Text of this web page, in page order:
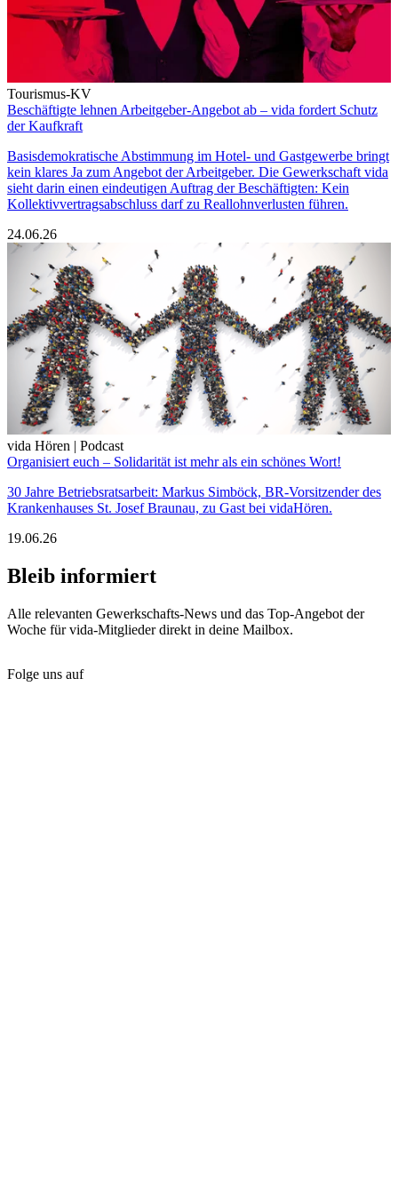
Tourismus-KV
Beschäftigte lehnen Arbeitgeber-Angebot ab – vida fordert Schutz
der Kaufkraft
Basisdemokratische Abstimmung im Hotel- und Gastgewerbe bringt
kein klares Ja zum Angebot der Arbeitgeber. Die Gewerkschaft vida
sieht darin einen eindeutigen Auftrag der Beschäftigten: Kein
Kollektivvertragsabschluss darf zu Reallohnverlusten führen.
24.06.26
vida Hören | Podcast
Organisiert euch – Solidarität ist mehr als ein schönes Wort!
30 Jahre Betriebsratsarbeit: Markus Simböck, BR-Vorsitzender des
Krankenhauses St. Josef Braunau, zu Gast bei vidaHören.
19.06.26
Bleib informiert
Alle relevanten Gewerkschafts-News und das Top-Angebot der
Woche für vida-Mitglieder direkt in deine Mailbox.
Folge uns auf